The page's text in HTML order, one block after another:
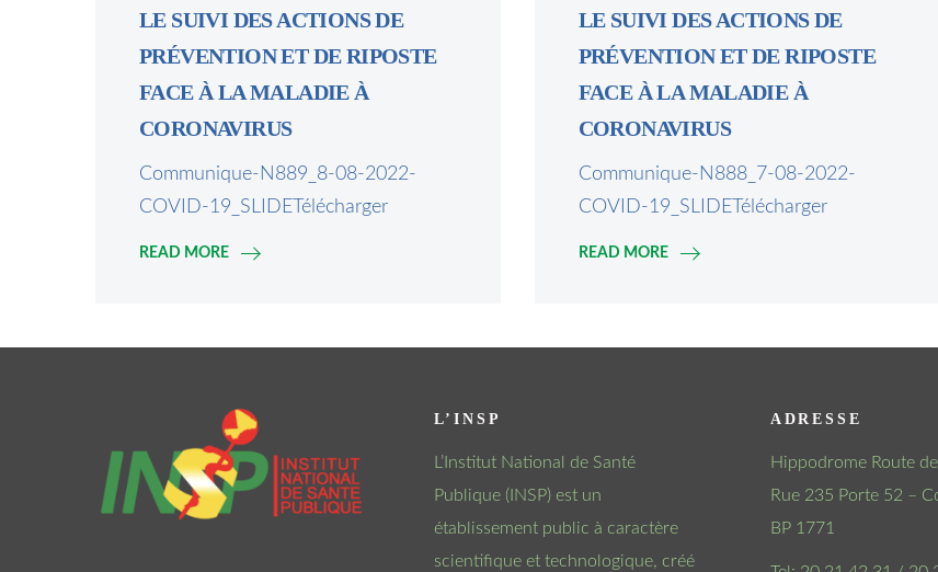
LE SUIVI DES ACTIONS DE
PRÉVENTION ET DE RIPOSTE
FACE À LA MALADIE À
CORONAVIRUS
Communique-N889_8-08-2022-
COVID-19_SLIDETélécharger
READ MORE
LE SUIVI DES ACTIONS DE
PRÉVENTION ET DE RIPOSTE
FACE À LA MALADIE À
CORONAVIRUS
Communique-N888_7-08-2022-
COVID-19_SLIDETélécharger
READ MORE
L’INSP
L’Institut National de Santé
Publique (INSP) est un
établissement public à caractère
scientifique et technologique, créé
ADRESSE
Hippodrome Route
Rue 235 Porte 52 –
BP 1771